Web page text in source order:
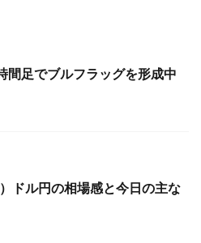
間足でブルフラッグを形成中
ドル円の相場感と今日の主な